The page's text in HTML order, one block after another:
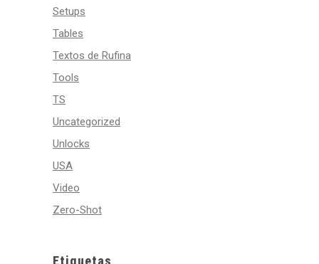
Setups
Tables
Textos de Rufina
Tools
TS
Uncategorized
Unlocks
USA
Video
Zero-Shot
Etiquetas